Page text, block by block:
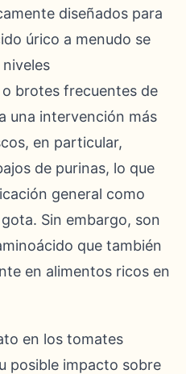
diseñados para
úrico a menudo se
brotes frecuentes de
una intervención más
en particular,
de purinas, lo que
general como
Sin embargo, son
que también
en alimentos ricos en
en los tomates
posible impacto sobre